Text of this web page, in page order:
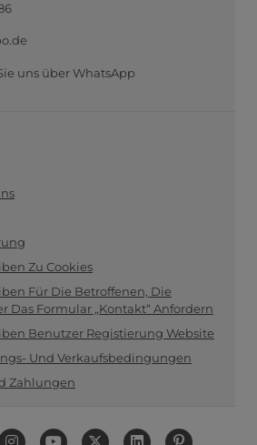
uns über WhatsApp
Zu Cookies
Für Die Betroffenen, Die
Das Formular „Kontakt“ Anfordern
Benutzer Registierung Website
Und Verkaufsbedingungen
Zahlungen